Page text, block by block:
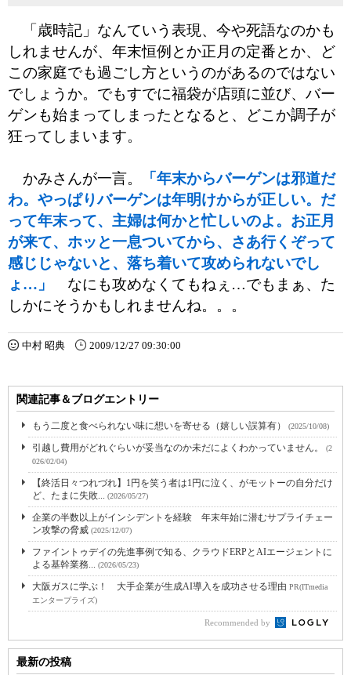
「歳時記」なんていう表現、今や死語なのかも
しれませんが、年末恒例とか正月の定番とか、ど
この家庭でも過ごし方というのがあるのではない
でしょうか。でもすでに福袋が店頭に並び、バー
ゲンも始まってしまったとなると、どこか調子が
狂ってしまいます。
かみさんが一言。
「年末からバーゲンは邪道だ
わ。やっぱりバーゲンは年明けからが正しい。だ
って年末って、主婦は何かと忙しいのよ。お正月
が来て、ホッと一息ついてから、さあ行くぞって
感じじゃないと、落ち着いて攻められないでし
ょ…」
なにも攻めなくてもねぇ…でもまぁ、た
しかにそうかもしれませんね。。。
中村 昭典 2009/12/27 09:30:00
関連記事＆ブログエントリー
もう二度と食べられない味に想いを寄せる（嬉しい誤算有） (2025/10/08)
引越し費用がどれぐらいが妥当なのか未だによくわかっていません。
(2
026/02/04)
【終活日々つれづれ】1円を笑う者は1円に泣く、がモットーの自分だけ
ど、たまに失敗... (2026/05/27)
企業の半数以上がインシデントを経験 年末年始に潜むサプライチェー
ン攻撃の脅威 (2025/12/07)
ファイントゥデイの先進事例で知る、クラウドERPとAIエージェントに
よる基幹業務... (2026/05/23)
大阪ガスに学ぶ！ 大手企業が生成AI導入を成功させる理由 PR(ITmedia
エンタープライズ)
Recommended by
最新の投稿